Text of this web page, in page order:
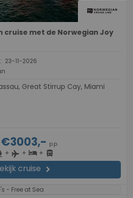
cruise met de Norwegian Joy
23-11-2026
Great Stirrup Cay, Miami
p.p.
+ flight + hotel+ directions_bus
cruise chevron_right
- Free at Sea